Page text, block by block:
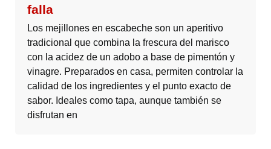
falla
Los mejillones en escabeche son un aperitivo
tradicional que combina la frescura del marisco
con la acidez de un adobo a base de pimentón y
vinagre. Preparados en casa, permiten controlar la
calidad de los ingredientes y el punto exacto de
sabor. Ideales como tapa, aunque también se
disfrutan en